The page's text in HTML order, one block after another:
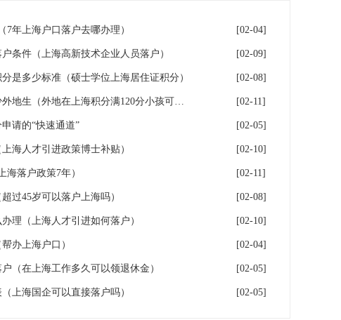
7年上海户口落户去哪办理） [02-04]
条件（上海高新技术企业人员落户） [02-09]
是多少标准（硕士学位上海居住证积分） [02-08]
落户上海：一分绊倒多少外地生（外地在上海积分满120分小孩可以考上海大学吗） [02-11]
请的“快速通道” [02-05]
海人才引进政策博士补贴） [02-10]
海落户政策7年） [02-11]
过45岁可以落户上海吗） [02-08]
理（上海人才引进如何落户） [02-10]
办上海户口） [02-04]
（在上海工作多久可以领退休金） [02-05]
上海国企可以直接落户吗） [02-05]